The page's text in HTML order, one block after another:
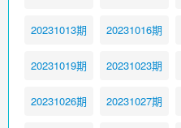
20231013期 20231016期
20231019期 20231023期
20231026期 20231027期